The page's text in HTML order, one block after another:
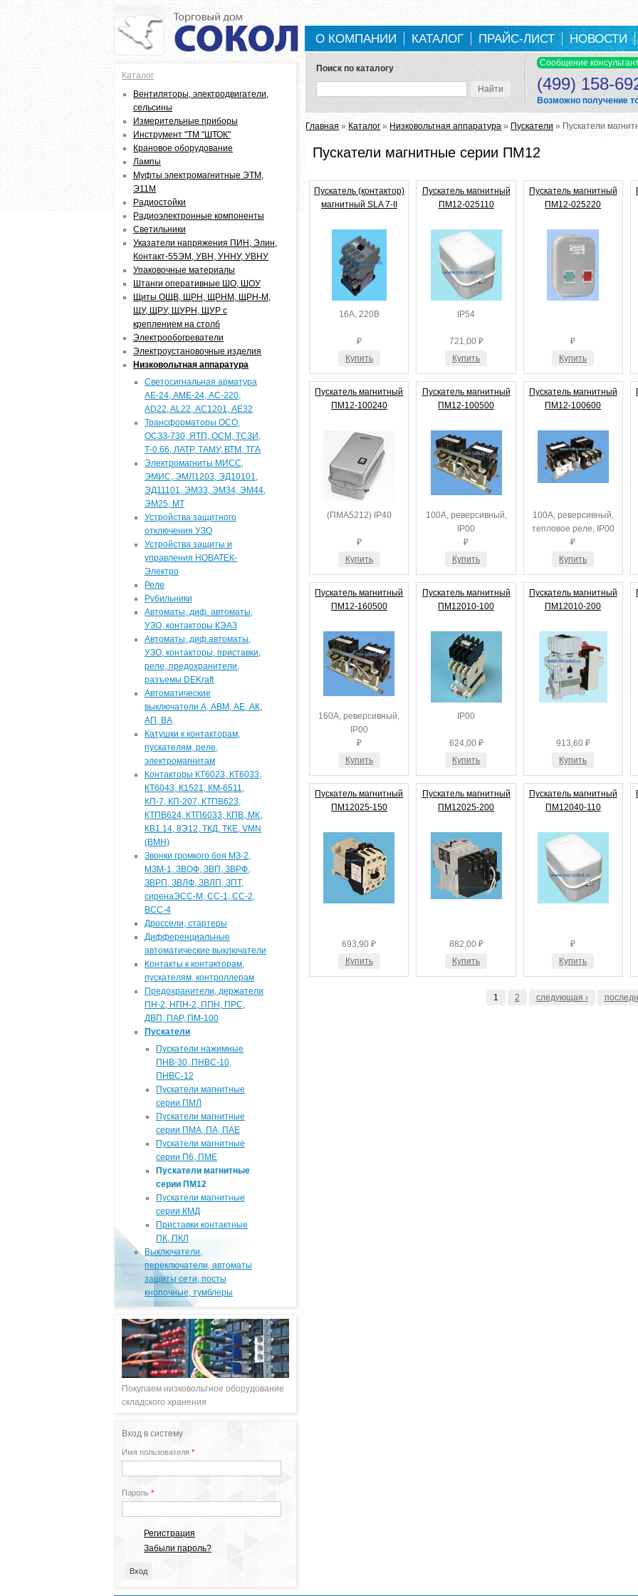
О КОМПАНИИ КАТАЛОГ ПРАЙС-ЛИСТ НОВОСТИ
Поиск по каталогу
(499) 158-
Возможно получение
Вы здесь
Главная»Каталог »Низковольтная аппаратура»Пускатели» Пускатели
Пускатели магнитные серии ПМ12
Пускатель (контактор)
магнитный SLA 7-II
16А, 220В
₽
Купить
Пускатель магнитный
ПМ12-025110
IP54
721,00 ₽
Купить
Пускатель магнитный
ПМ12-025220
₽
Купить
Пускатель магнитный
ПМ12-100240
(ПМА5212) IP40
₽
Купить
Пускатель магнитный
ПМ12-100500
100А, реверсивный,
IP00
₽
Купить
Пускатель магнитный
ПМ12-100600
100А, реверсивный,
тепловое реле, IP00
₽
Купить
Пускатель магнитный
ПМ12-160500
160А, реверсивный,
IP00
₽
Купить
Пускатель магнитный
ПМ12010-100
IP00
624,00 ₽
Купить
Пускатель магнитный
ПМ12010-200
913,60 ₽
Купить
Пускатель магнитный
ПМ12025-150
693,90 ₽
Купить
Пускатель магнитный
ПМ12025-200
882,00 ₽
Купить
Пускатель магнитный
ПМ12040-110
₽
Купить
1 2 следующая ›
Каталог
Вентиляторы, электродвигатели,
сельсины
Измерительные приборы
Инструмент "ТМ "ШТОК"
Крановое оборудование
Лампы
Муфты электромагнитные ЭТМ,
Э11М
Радиостойки
Радиоэлектронные компоненты
Светильники
Указатели напряжения ПИН, Элин,
Контакт-55ЭМ, УВН, УННУ, УВНУ
Упаковочные материалы
Штанги оперативные ШО, ШОУ
Щиты ОЩВ, ЩРН, ЩРНМ, ЩРН-М,
ЩУ, ЩРУ, ЩУРН, ЩУР с
креплением на столб
Электрообогреватели
Электроустановочные изделия
Низковольтная аппаратура
Светосигнальная арматура
АЕ-24, АМЕ-24, АС-220,
AD22, AL22, АС1201, АЕ32
Трансформаторы ОСО,
ОСЗЗ-730, ЯТП, ОСМ, ТСЗИ,
Т-0.66, ЛАТР, ТАМУ, ВТМ, ТГА
Электромагниты МИСС,
ЭМИС, ЭМЛ1203, ЭД10101,
ЭД11101, ЭМ33, ЭМ34, ЭМ44,
ЭМ25, МТ
Устройства защитного
отключения УЗО
Устройства защиты и
управления НОВАТЕК-
Электро
Реле
Рубильники
Автоматы, диф. автоматы,
УЗО, контакторы КЭАЗ
Автоматы, диф.автоматы,
УЗО, контакторы, приставки,
реле, предохранители,
разъемы DEKraft
Автоматические
выключатели А, АВМ, АЕ, АК,
АП, ВА
Катушки к контакторам,
пускателям, реле,
электромагнитам
Контакторы КТ6023, КТ6033,
КТ6043, К1521, КМ-6511,
КП-7, КП-207, КТПВ623,
КТПВ624, КТП6033, КПВ, МК,
КВ1.14, 8Э12, ТКД, ТКЕ, VMN
(ВМН)
Звонки громкого боя МЗ-2,
МЗМ-1, ЗВОФ, ЗВП, ЗВРФ,
ЗВРП, ЗВЛФ, ЗВЛП, ЗПТ,
сиренаЭСС-М, СС-1, СС-2,
ВСС-4
Дроссели, стартеры
Дифференциальные
автоматические выключатели
Контакты к контакторам,
пускателям, контроллерам
Предохранители, держатели
ПН-2, НПН-2, ППН, ПРС,
ДВП, ПАР, ПМ-100
Пускатели
Пускатели нажимные
ПНВ-30, ПНВС-10,
ПНВС-12
Пускатели магнитные
серии ПМЛ
Пускатели магнитные
серии ПМА, ПА, ПАЕ
Пускатели магнитные
серии П6, ПМЕ
Пускатели магнитные
серии ПМ12
Пускатели магнитные
серии КМД
Приставки контактные
ПК, ПКЛ
Выключатели,
переключатели, автоматы
защиты сети, посты
кнопочные, тумблеры
Покупаем низковольтное оборудование
складского хранения
Вход в систему
Имя пользователя *
Пароль *
Регистрация
Забыли пароль?